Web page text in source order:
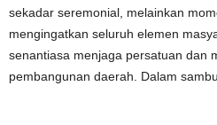
sekadar seremonial, melainkan
mengingatkan seluruh elemen
senantiasa menjaga persatuan dan
pembangunan daerah. Dalam